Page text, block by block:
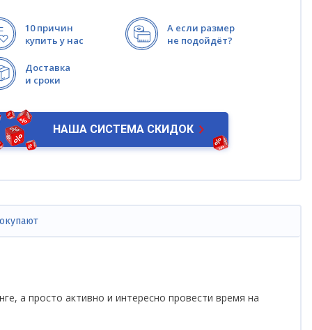
10 причин
купить у нас
А если размер
не подойдёт?
Доставка
и сроки
НАША СИСТЕМА СКИДОК
а просто активно и интересно провести время на